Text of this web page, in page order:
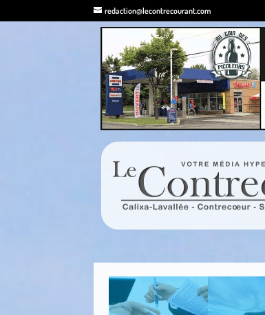
redaction@lecontrecourant.com